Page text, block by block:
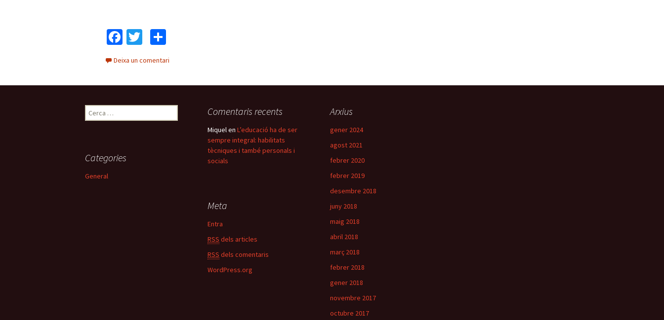
Fa
b
o
o
k
T
tt
er
o
m
p
ar
te
Deixa un comentari
e
:
Comentaris recents
Miquelen L’educació ha de ser
sempre integral: habilitats
tècniques i també personals i
socials
Arxius
gener 2024
agost 2021
febrer 2020
febrer 2019
desembre 2018
juny 2018
maig 2018
abril 2018
març 2018
febrer 2018
gener 2018
novembre 2017
octubre 2017
Categories
General
Meta
Entra
RSS dels articles
RSS dels comentaris
WordPress.org